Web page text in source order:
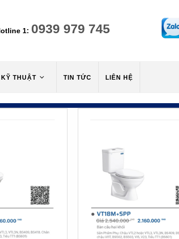
1: 0939 979 745
THUẬT TIN TỨC LIÊN HỆ